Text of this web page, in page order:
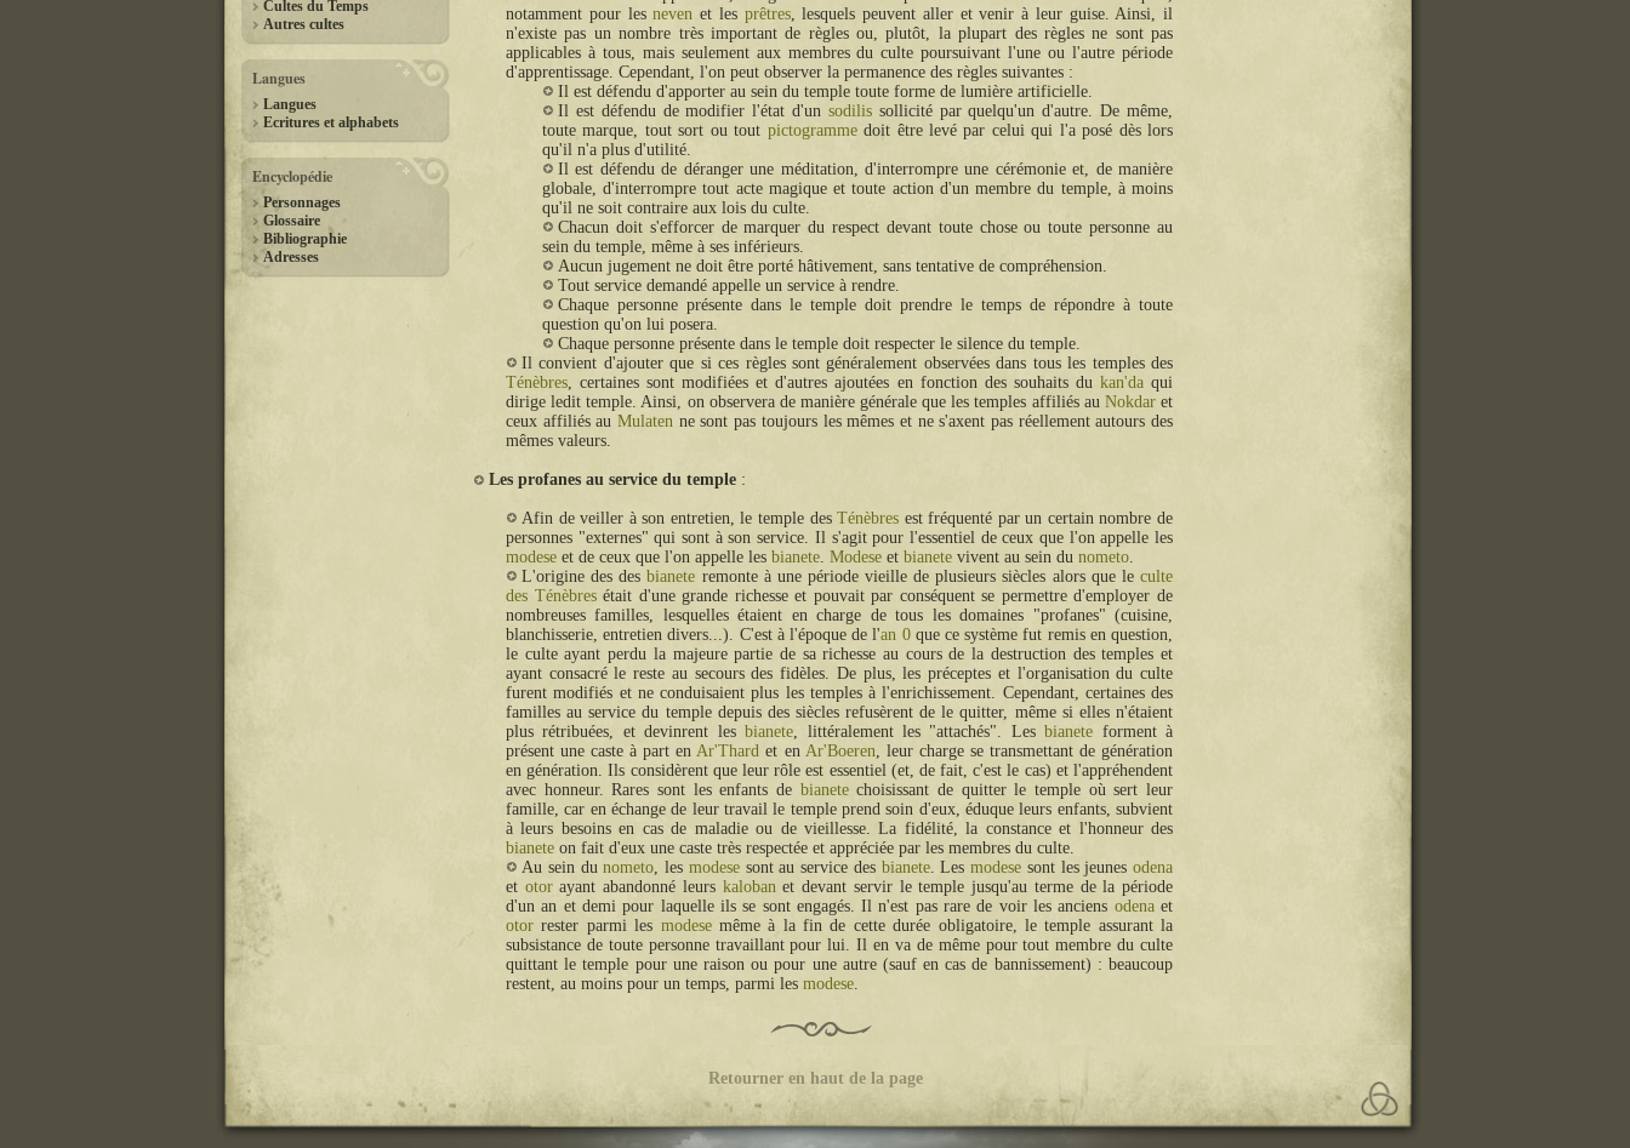
Cultes du Temps
Autres cultes
Langues
Langues
Ecritures et alphabets
Encyclopédie
Personnages
Glossaire
Bibliographie
Adresses
notamment pour lesneven et les prêtres, lesquels peuvent aller et venir à leur guise. Ainsi, il
n'existe pas un nombre très important de règles ou, plutôt, la plupart des règles ne sont pas
applicables à tous, mais seulement aux membres du culte poursuivant l'une ou l'autre période
d'apprentissage. Cependant, l'on peut observer la permanence des règles suivantes :
Il est défendu d'apporter au sein du temple toute forme de lumière artificielle.
Il est défendu de modifier l'état d'un sodilissollicité par quelqu'un d'autre. De même,
toute marque, tout sort ou tout pictogrammedoit être levé par celui qui l'a posé dès lors
qu'il n'a plus d'utilité.
Il est défendu de déranger une méditation, d'interrompre une cérémonie et, de manière
globale, d'interrompre tout acte magique et toute action d'un membre du temple, à moins
qu'il ne soit contraire aux lois du culte.
Chacun doit s'efforcer de marquer du respect devant toute chose ou toute personne au
sein du temple, même à ses inférieurs.
Aucun jugement ne doit être porté hâtivement, sans tentative de compréhension.
Tout service demandé appelle un service à rendre.
Chaque personne présente dans le temple doit prendre le temps de répondre à toute
question qu'on lui posera.
Chaque personne présente dans le temple doit respecter le silence du temple.
Il convient d'ajouter que si ces règles sont généralement observées dans tous les temples des
Ténèbres, certaines sont modifiées et d'autres ajoutées en fonction des souhaits du kan'daqui
dirige ledit temple. Ainsi, on observera de manière générale que les temples affiliés au Nokdaret
ceux affiliés auMulaten ne sont pas toujours les mêmes et ne s'axent pas réellement autours des
mêmes valeurs.
Les profanes au service du temple
Afin de veiller à son entretien, le temple desTénèbres est fréquenté par un certain nombre de
personnes "externes" qui sont à son service. Il s'agit pour l'essentiel de ceux que l'on appelle les
modese et de ceux que l'on appelle les bianete. Modese et bianete vivent au sein du nometo.
L'origine des desbianete remonte à une période vieille de plusieurs siècles alors que leculte
des Ténèbresétait d'une grande richesse et pouvait par conséquent se permettre d'employer de
nombreuses familles, lesquelles étaient en charge de tous les domaines "profanes" (cuisine,
blanchisserie, entretien divers...). C'est à l'époque de l'an 0que ce système fut remis en question,
le culte ayant perdu la majeure partie de sa richesse au cours de la destruction des temples et
ayant consacré le reste au secours des fidèles. De plus, les préceptes et l'organisation du culte
furent modifiés et ne conduisaient plus les temples à l'enrichissement. Cependant, certaines des
familles au service du temple depuis des siècles refusèrent de le quitter, même si elles n'étaient
plus rétribuées, et devinrent lesbianete, littéralement les "attachés". Lesbianete forment à
présent une caste à part enAr'Thard et en Ar'Boeren, leur charge se transmettant de génération
en génération. Ils considèrent que leur rôle est essentiel (et, de fait, c'est le cas) et l'appréhendent
avec honneur. Rares sont les enfants de bianetechoisissant de quitter le temple où sert leur
famille, car en échange de leur travail le temple prend soin d'eux, éduque leurs enfants, subvient
à leurs besoins en cas de maladie ou de vieillesse. La fidélité, la constance et l'honneur des
bianete on fait d'eux une caste très respectée et appréciée par les membres du culte.
Au sein dunometo, les modesesont au service des bianete. Les modese sont les jeunes odena
et otorayant abandonné leurs kalobanet devant servir le temple jusqu'au terme de la période
d'un an et demi pour laquelle ils se sont engagés. Il n'est pas rare de voir les anciens odenaet
otor rester parmi les modesemême à la fin de cette durée obligatoire, le temple assurant la
subsistance de toute personne travaillant pour lui. Il en va de même pour tout membre du culte
quittant le temple pour une raison ou pour une autre (sauf en cas de bannissement) : beaucoup
restent, au moins pour un temps, parmi les modese.
Retourner en haut de la page